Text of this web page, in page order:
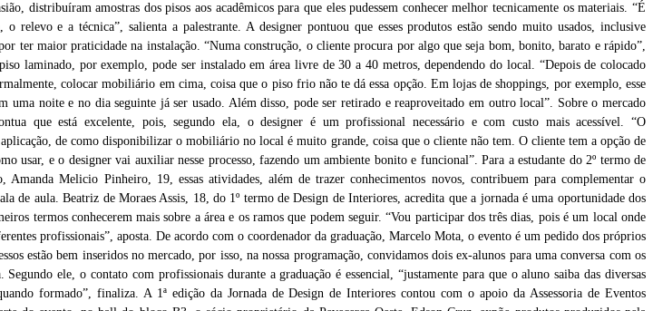
acadêmicos é uma das atividades do evento
No hall do bloco B3 pode ser conferido produtos produzidos com PVC, pela empresa
Peverceca Oeste, de Álvares Machado (SP)
distribuíram amostras dos pisos aos acadêmicos para que eles pudessem conhecer melhor tecnicamente os materiais. “É
relevo e a técnica”, salienta a palestrante. A designer pontuou que esses produtos estão sendo muito usados, inclusive
ter maior praticidade na instalação. “Numa construção, o cliente procura por algo que seja bom, bonito, barato e rápido”,
laminado, por exemplo, pode ser instalado em área livre de 30 a 40 metros, dependendo do local. “Depois de colocado
colocar mobiliário em cima, coisa que o piso frio não te dá essa opção. Em lojas de shoppings, por exemplo, esse
uma noite e no dia seguinte já ser usado. Além disso, pode ser retirado e reaproveitado em outro local”. Sobre o mercado
que está excelente, pois, segundo ela, o designer é um profissional necessário e com custo mais acessível. “O
de como disponibilizar o mobiliário no local é muito grande, coisa que o cliente não tem. O cliente tem a opção de
usar, e o designer vai auxiliar nesse processo, fazendo um ambiente bonito e funcional”. Para a estudante do 2º termo de
Amanda Melicio Pinheiro, 19, essas atividades, além de trazer conhecimentos novos, contribuem para complementar o
de aula. Beatriz de Moraes Assis, 18, do 1º termo de Design de Interiores, acredita que a jornada é uma oportunidade dos
termos conhecerem mais sobre a área e os ramos que podem seguir. “Vou participar dos três dias, pois é um local onde
profissionais”, aposta. De acordo com o coordenador da graduação, Marcelo Mota, o evento é um pedido dos próprios
estão bem inseridos no mercado, por isso, na nossa programação, convidamos dois ex-alunos para uma conversa com os
Segundo ele, o contato com profissionais durante a graduação é essencial, “justamente para que o aluno saiba das diversas
formado”, finaliza. A 1ª edição da Jornada de Design de Interiores contou com o apoio da Assessoria de Eventos